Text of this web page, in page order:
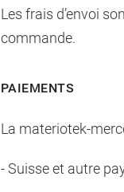
Les frais d’envoi
commande.
PAIEMENTS
La materiotek-
- Suisse et autre